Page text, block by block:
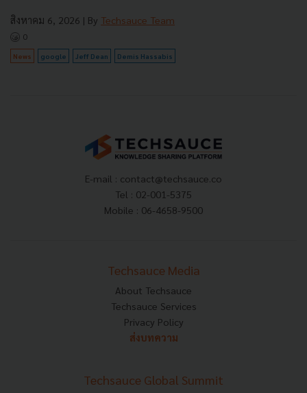
สิงหาคม 6, 2026 | By Techsauce Team
0
News google Jeff Dean Demis Hassabis
E-mail : contact@techsauce.co
Tel : 02-001-5375
Mobile : 06-4658-9500
Techsauce Media
About Techsauce
Techsauce Services
Privacy Policy
ส่งบทความ
Techsauce Global Summit